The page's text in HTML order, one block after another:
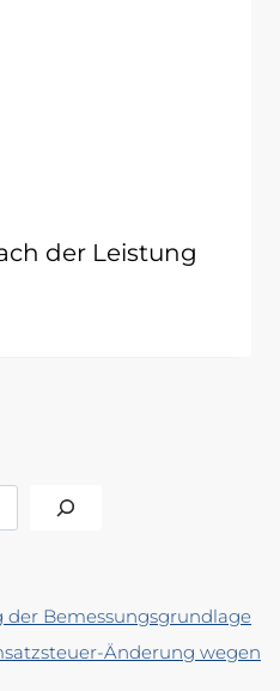
der Leistung
der Bemessungsgrundlage
Änderung wegen